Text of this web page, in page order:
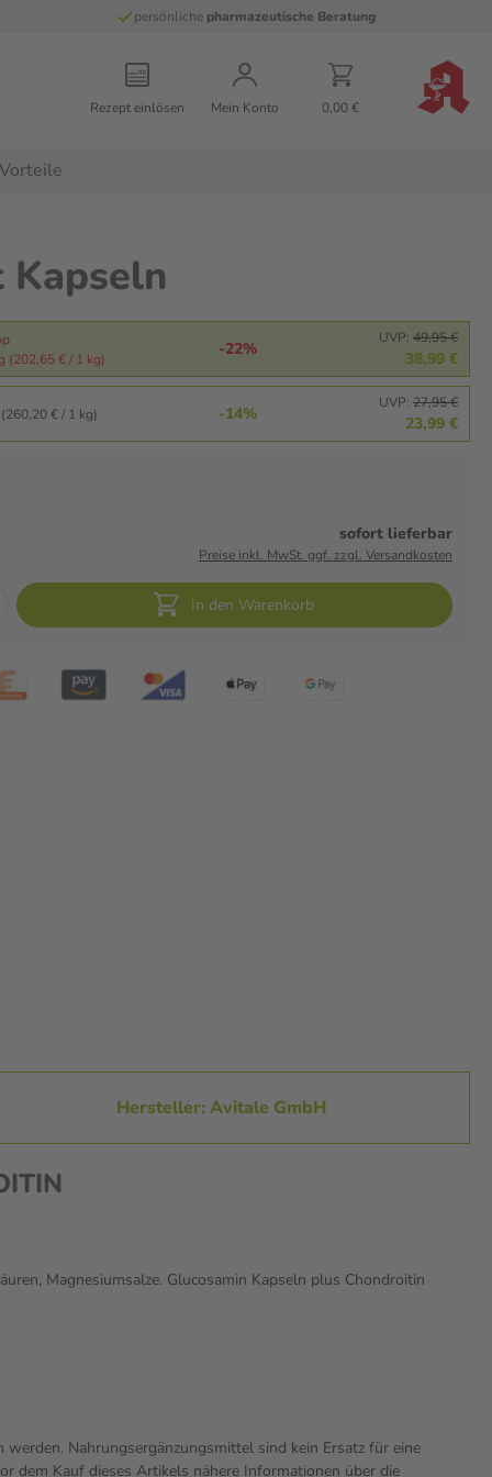
persönliche pharmazeutische Beratung
Rezept einlösen Mein Konto 0,00 €
Vorteile
Kapseln
(202,65 € / 1 kg)
-22%
UVP: 49,95 €
38,99 €
€ / 1 kg) -14%
UVP: 27,95 €
23,99 €
sofort lieferbar
Preise inkl. MwSt. ggf. zzgl. Versandkosten
In den Warenkorb
Hersteller: Avitale GmbH
Magnesiumsalze. Glucosamin Kapseln plus Chondroitin
Nahrungsergänzungsmittel sind kein Ersatz für eine
dem Kauf dieses Artikels nähere Informationen über die